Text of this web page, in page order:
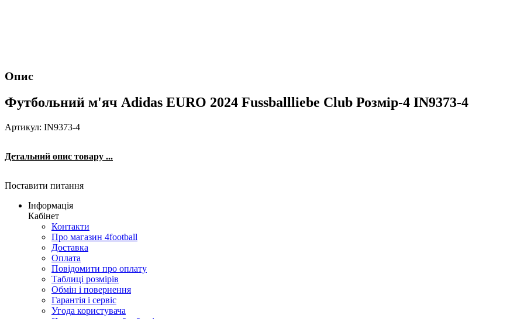
Опис
Футбольний м'яч Adidas EURO 2024 Fussballliebe Club Розмір-4 IN9373-4
Артикул: IN9373-4
Детальний опис товару ...
Поставити питання
Інформація
Кабінет
Контакти
Про магазин 4football
Доставка
Оплата
Повідомити про оплату
Таблиці розмірів
Обмін і повернення
Гарантія і сервіс
Угода користувача